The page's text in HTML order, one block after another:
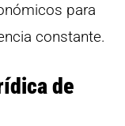
para
constante.
de